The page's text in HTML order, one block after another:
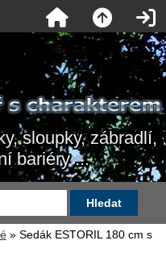
sloupky, zábradlí,
bariéry ...
» Sedák ESTORIL 180 cm s